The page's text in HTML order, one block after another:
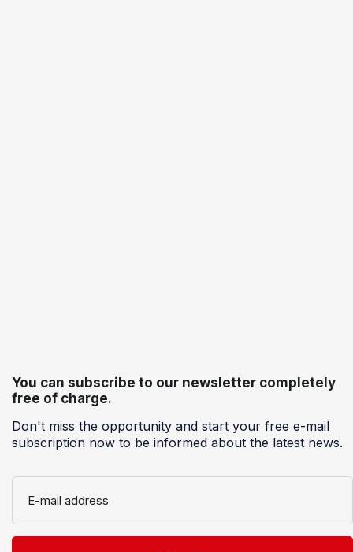
You can subscribe to our newsletter completely
free of charge.
Don't miss the opportunity and start your free e-mail
subscription now to be informed about the latest news.
E-mail address